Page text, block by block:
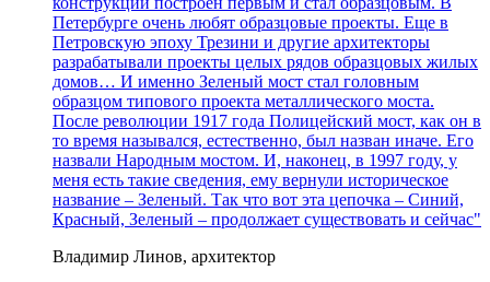
Петербурге очень любят образцовые проекты. Еще в
Петровскую эпоху Трезини и другие архитекторы
разрабатывали проекты целых рядов образцовых жилых
домов… И именно Зеленый мост стал головным
образцом типового проекта металлического моста.
После революции 1917 года Полицейский мост, как он в
то время назывался, естественно, был назван иначе. Его
назвали Народным мостом. И, наконец, в 1997 году, у
меня есть такие сведения, ему вернули историческое
название – Зеленый. Так что вот эта цепочка – Синий,
Красный, Зеленый – продолжает существовать и сейчас"
Владимир Линов, архитектор